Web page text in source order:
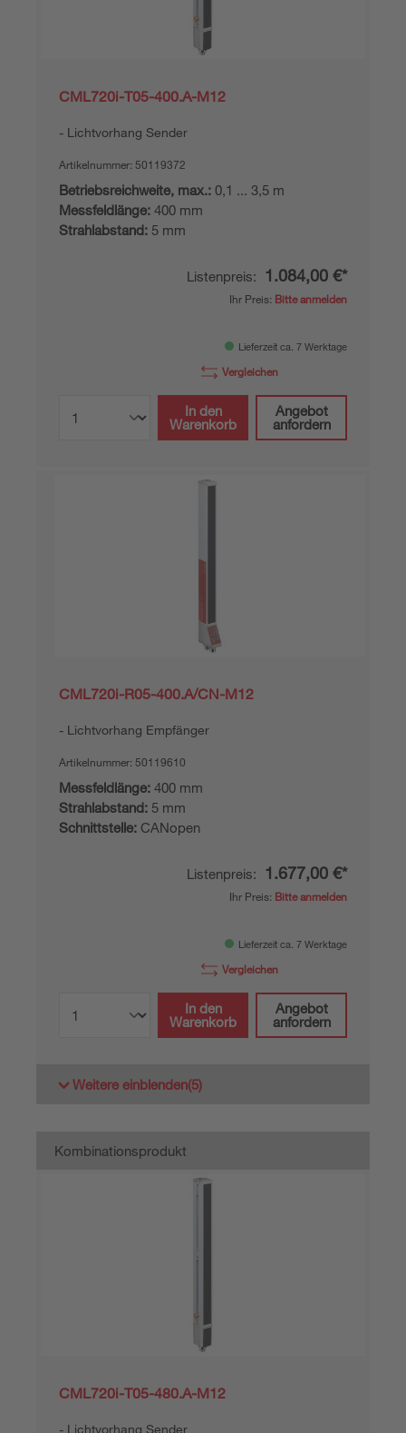
CML720i-T05-400.A-M12
Lichtvorhang Sender
Artikelnummer: 50119372
Betriebsreichweite, max.: 0,1 ... 3,5 m
Messfeldlänge: 400 mm
Strahlabstand: 5 mm
Listenpreis: 1.084,00 €*
Ihr Preis: Bitte anmelden
Lieferzeit ca. 7 Werktage
Vergleichen
In den
Warenkorb
Angebot
anfordern
CML720i-R05-400.A/CN-M12
Lichtvorhang Empfänger
Artikelnummer: 50119610
Messfeldlänge: 400 mm
Strahlabstand: 5 mm
Schnittstelle: CANopen
Listenpreis: 1.677,00 €*
Ihr Preis: Bitte anmelden
Lieferzeit ca. 7 Werktage
Vergleichen
In den
Warenkorb
Angebot
anfordern
Weitere einblenden(5)
Kombinationsprodukt
CML720i-T05-480.A-M12
Lichtvorhang Sender